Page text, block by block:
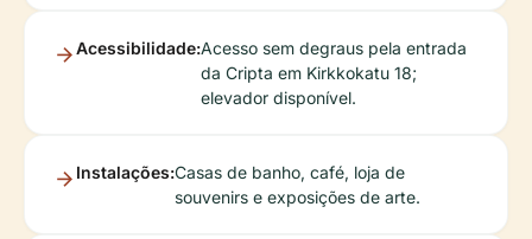
Acessibilidade:Acesso sem degraus pela entrada
da Cripta em Kirkkokatu 18;
elevador disponível.
Instalações:Casas de banho, café, loja de
souvenirs e exposições de arte.